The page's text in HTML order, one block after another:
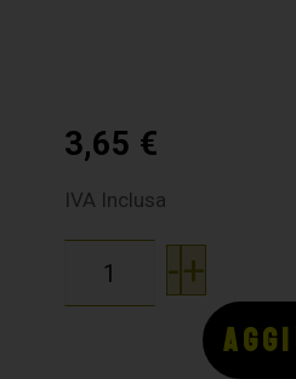
3,65 €
IVA Inclusa
-+